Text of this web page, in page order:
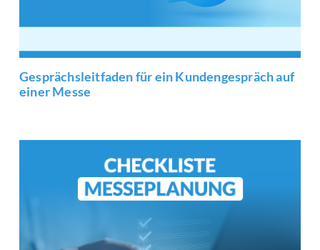
Gesprächsleitfaden für ein Kundengespräch auf
einer Messe